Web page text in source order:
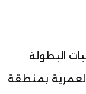
البطولة
العمرية بمنطقة